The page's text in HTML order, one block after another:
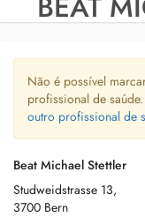
Não é possível
profissional de saúde.
outro profissional de
Beat Michael Stettler
Studweidstrasse 13,
3700 Bern